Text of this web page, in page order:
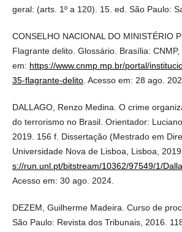
geral: (arts. 1º a 120). 15. ed. São Paulo:
CONSELHO NACIONAL DO MINISTÉRIO
Flagrante delito. Glossário. Brasília:
em: https://www.cnmp.mp.br/portal/
35-flagrante-delito. Acesso em: 28 ago.
DALLAGO, Renzo Medina. O crime
do terrorismo no Brasil. Orientador:
2019. 156 f. Dissertação (Mestrado em
Universidade Nova de Lisboa, Lisboa,
s://run.unl.pt/bitstream/10362/97549/1/
Acesso em: 30 ago. 2024.
DEZEM, Guilherme Madeira. Curso de
São Paulo: Revista dos Tribunais, 2016.